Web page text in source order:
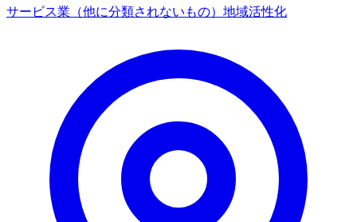
サービス業（他に分類されないもの） 地域活性化